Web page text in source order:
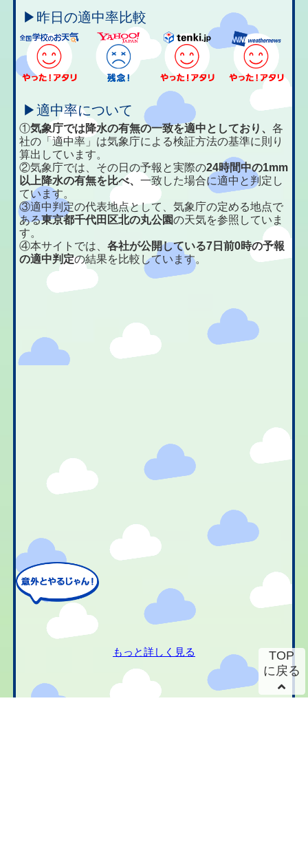
▶昨日の適中率比較
▶適中率について
①気象庁では降水の有無の一致を適中としており、各
社の「適中率」は気象庁による検証方法の基準に則り
算出しています。
②気象庁では、その日の予報と実際の24時間中の1mm
以上降水の有無を比べ、一致した場合に適中と判定し
ています。
③適中判定の代表地点として、気象庁の定める地点で
ある東京都千代田区北の丸公園の天気を参照していま
す。
④本サイトでは、各社が公開している7日前0時の予報
の適中判定の結果を比較しています。
もっと詳しく見る
TOP
に戻る